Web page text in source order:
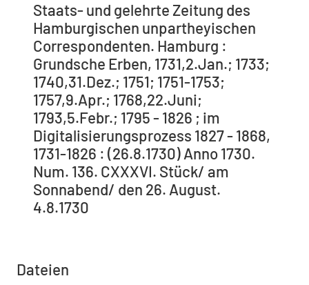
Staats- und gelehrte Zeitung des
Hamburgischen unpartheyischen
Correspondenten. Hamburg :
Grundsche Erben, 1731,2.Jan.; 1733;
1740,31.Dez.; 1751; 1751-1753;
1757,9.Apr.; 1768,22.Juni;
1793,5.Febr.; 1795 - 1826 ; im
Digitalisierungsprozess 1827 - 1868,
1731-1826 : (26.8.1730) Anno 1730.
Num. 136. CXXXVI. Stück/ am
Sonnabend/ den 26. August.
4.8.1730
Dateien